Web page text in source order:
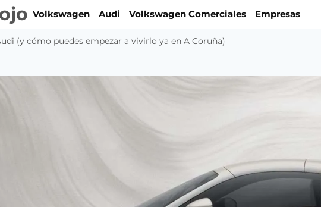
Volkswagen Audi Volkswagen Comerciales Empresas
(y cómo puedes empezar a vivirlo ya en A Coruña)